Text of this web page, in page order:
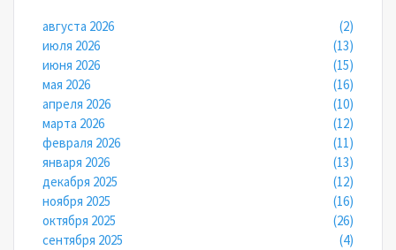
августа 2026
(2)
июля 2026
(13)
июня 2026
(15)
мая 2026
(16)
апреля 2026
(10)
марта 2026
(12)
февраля 2026
(11)
января 2026
(13)
декабря 2025
(12)
ноября 2025
(16)
октября 2025
(26)
сентября 2025
(4)